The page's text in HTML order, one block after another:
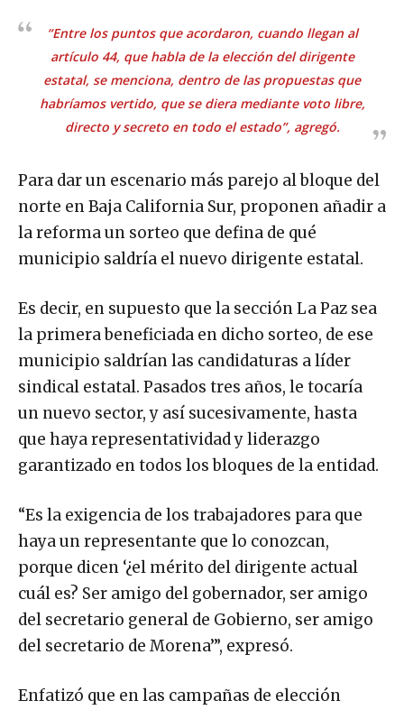
“Entre los puntos que acordaron, cuando llegan al
artículo 44, que habla de la elección del dirigente
estatal, se menciona, dentro de las propuestas que
habríamos vertido, que se diera mediante voto libre,
directo y secreto en todo el estado”, agregó.
Para dar un escenario más parejo al bloque del
norte en Baja California Sur, proponen añadir a
la reforma un sorteo que defina de qué
municipio saldría el nuevo dirigente estatal.
Es decir, en supuesto que la sección La Paz sea
la primera beneficiada en dicho sorteo, de ese
municipio saldrían las candidaturas a líder
sindical estatal. Pasados tres años, le tocaría
un nuevo sector, y así sucesivamente, hasta
que haya representatividad y liderazgo
garantizado en todos los bloques de la entidad.
“Es la exigencia de los trabajadores para que
haya un representante que lo conozcan,
porque dicen ‘¿el mérito del dirigente actual
cuál es? Ser amigo del gobernador, ser amigo
del secretario general de Gobierno, ser amigo
del secretario de Morena’”, expresó.
Enfatizó que en las campañas de elección